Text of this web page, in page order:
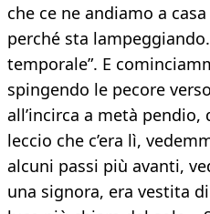
che ce ne andiamo a
perché sta
temporale”. E
spingendo le pecore
all’incirca a metà
leccio che c’era lì,
alcuni passi più avanti,
una signora, era vestita